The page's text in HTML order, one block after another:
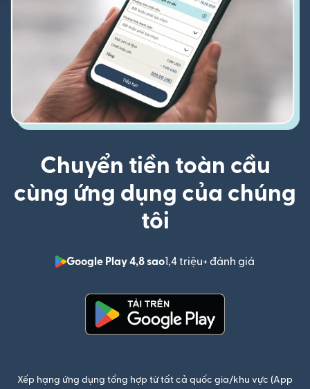
Chuyển tiền toàn cầu
cùng ứng dụng của chúng
tôi
Google Play 4,8 sao1,4 triệu+ đánh giá
Xếp hạng ứng dụng tổng hợp từ tất cả quốc gia/khu vực (App